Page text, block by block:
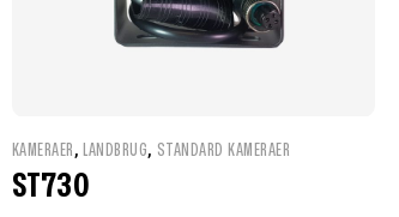
KAMERAER , LANDBRUG, STANDARD KAMERAER
ST730